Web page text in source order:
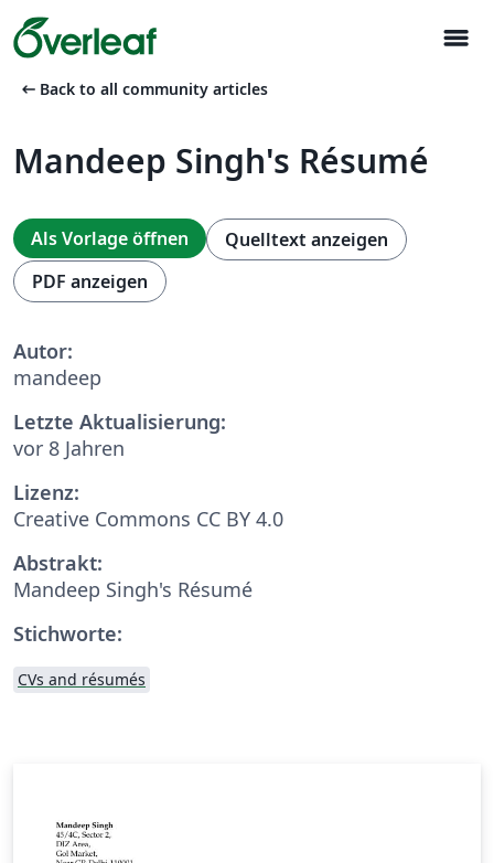
menu
arrow_left_alt Back to all community articles
Mandeep Singh's Résumé
Als Vorlage öffnen
Quelltext anzeigen
PDF anzeigen
Autor:
mandeep
Letzte Aktualisierung:
vor 8 Jahren
Lizenz:
Creative Commons CC BY 4.0
Abstrakt:
Mandeep Singh's Résumé
Stichworte:
CVs and résumés